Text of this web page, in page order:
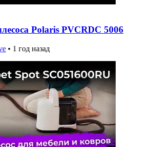
Polaris PVCRDC 5006
• 1 год назад